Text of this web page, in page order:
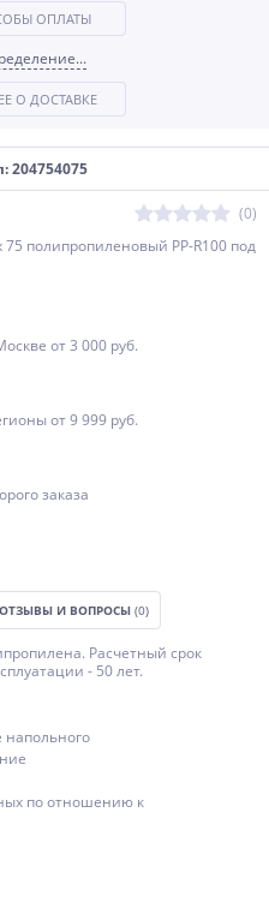
204754075
(0)
полипропиленовый PP-R100 под
от 3 000 руб.
от 9 999 руб.
заказа
ОПЛАТЫ
О ДОСТАВКЕ
ОТЗЫВЫ И ВОПРОСЫ (0)
Расчетный срок
- 50 лет.
напольного
по отношению к